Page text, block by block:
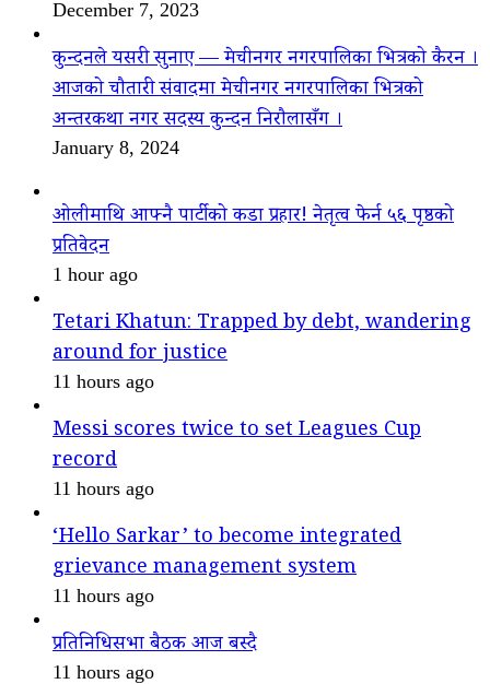
December 7, 2023
कुन्दनले यसरी सुनाए — मेचीनगर नगरपालिका भित्रको कैरन ।
आजको चौतारी संवादमा मेचीनगर नगरपालिका भित्रको
अन्तरकथा नगर सदस्य कुन्दन निरौलासँग ।
January 8, 2024
ओलीमाथि आफ्नै पार्टीको कडा प्रहार! नेतृत्व फेर्न ५६ पृष्ठको
प्रतिवेदन
1 hour ago
Tetari Khatun: Trapped by debt, wandering
around for justice
11 hours ago
Messi scores twice to set Leagues Cup
record
11 hours ago
‘Hello Sarkar’ to become integrated
grievance management system
11 hours ago
प्रतिनिधिसभा बैठक आज बस्दै
11 hours ago